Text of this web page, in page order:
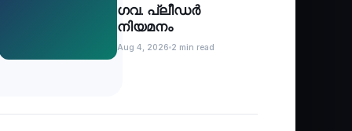
ഗവ. പ്ലീഡർ
നിയമനം
Aug 4, 2026 2 min read